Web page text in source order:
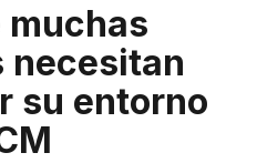
muchas
necesitan
su entorno